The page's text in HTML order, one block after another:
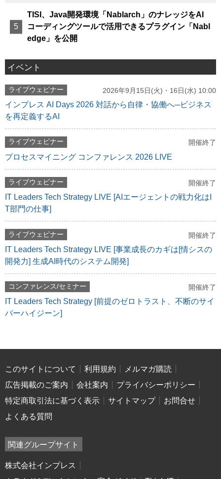
TISI、Java開発環境「Nablarch」のナレッジをAI
コーディングツールで活用できるプラグイン「Nabl
edge」を公開
イベント
ライブウェビナー 2026年9月15日(火)・16日(水) 10:00
インプレス AI Days 2026 対話から自律・協働へ─ビジネス
を再定義するAI
ライブウェビナー 開催終了
プロセスマイニング コンファレンス 2026 LIVE
ライブウェビナー 開催終了
IT Leaders Tech Strategy LIVE [AIエージェントの戦力化はI
T部門の仕事]
ライブウェビナー 開催終了
IT Leaders Tech Strategy LIVE [事業成長のカギは[情シスの
開発力] 生成AI時代のシステム開発]
コンファレンス/セミナー 開催終了
IT Leaders Tech Strategy [前提のゼロトラスト、不断のサイ
バーハイジーン]
このサイトについて 利用規約
メルマガ購読
広告掲載のご案内
会社案内
プライバシーポリシー
特定商取引法に基づく表示
サイトマップ
お問合せ
よくある質問
関連グループサイト
株式会社インプレス